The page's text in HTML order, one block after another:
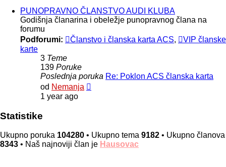
PUNOPRAVNO ČLANSTVO AUDI KLUBA
Godišnja članarina i obeležje punopravnog člana na
forumu
Podforumi:
Članstvo i članska karta ACS,
VIP članske
karte
3 Teme
139 Poruke
Poslednja poruka Re: Poklon ACS članska karta
od Nemanja
1 year ago
Statistike
Ukupno poruka 104280 • Ukupno tema 9182 • Ukupno članova
8343 • Naš najnoviji član je Hausovac